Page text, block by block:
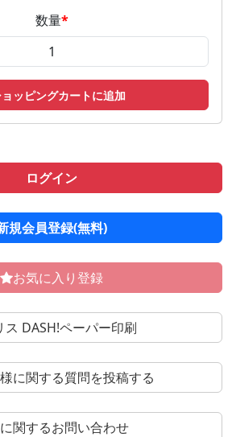
数量*
ッピングカートに追加
ログイン
規会員登録(無料)
お気に入り登録
ス DASH!ペーパー印刷
に関する質問を投稿する
関するお問い合わせ